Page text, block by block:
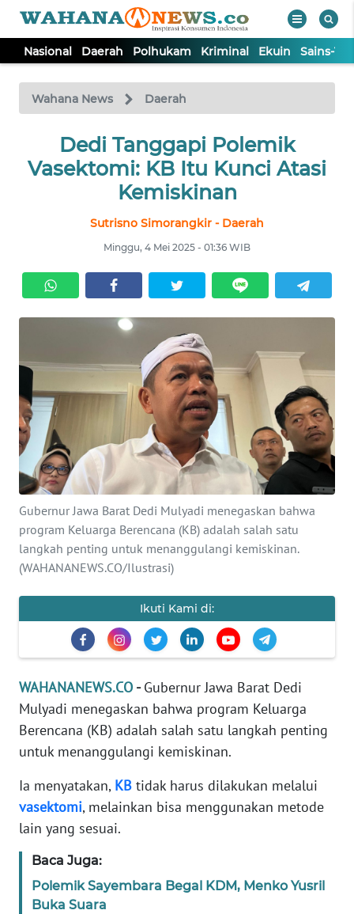
Nasional Daerah Polhukam Kriminal Ekuin Sains-
Wahana News Daerah
Dedi Tanggapi Polemik
Vasektomi: KB Itu Kunci Atasi
Kemiskinan
Sutrisno Simorangkir - Daerah
Minggu, 4 Mei 2025 - 01:36 WIB
Gubernur Jawa Barat Dedi Mulyadi menegaskan bahwa
program Keluarga Berencana (KB) adalah salah satu
langkah penting untuk menanggulangi kemiskinan.
(WAHANANEWS.CO/Ilustrasi)
Ikuti Kami di:
WAHANANEWS.CO -Gubernur Jawa Barat Dedi
Mulyadi menegaskan bahwa program Keluarga
Berencana (KB) adalah salah satu langkah penting
untuk menanggulangi kemiskinan.
Ia menyatakan, KB tidak harus dilakukan melalui
vasektomi, melainkan bisa menggunakan metode
lain yang sesuai.
Baca Juga:
Polemik Sayembara Begal KDM, Menko Yusril
Buka Suara
TV
Tutup
NASIONAL
KRIMINAL
EKUIN
SAINS-TEKNO
KESEHATAN
INTERNASIONAL
SERBA-SERBI
PENDIDIKAN
Informasi
INDEKS
KONTAK
KAMI
INFO
IKLAN